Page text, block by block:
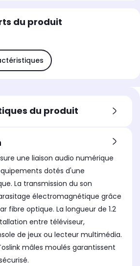
du produit
du produit
une liaison audio numérique
dotés d'une
La transmission du son
électromagnétique grâce
fibre optique. La longueur de 1.2
entre téléviseur,
de jeux ou lecteur multimédia.
mâles moulés garantissent